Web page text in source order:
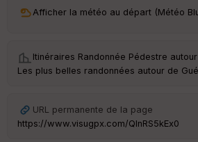
Afficher la météo au départ (Météo
Itinéraires Randonnée Pédestre
Les plus belles randonnées autour de
URL permanente de la page
https://www.visugpx.com/QInRS5kEx0